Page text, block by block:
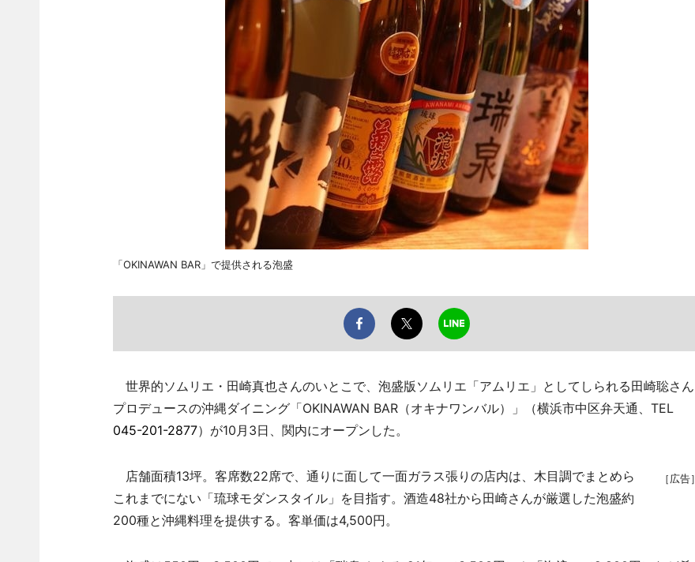
「OKINAWAN BAR」で提供される泡盛
世界的ソムリエ・田崎真也さんのいとこで、泡盛版ソムリエ「アムリエ」としてしられる田崎聡さん
プロデュースの沖縄ダイニング「OKINAWAN BAR（オキナワンバル）」（横浜市中区弁天通、TEL
045-201-2877）が10月3日、関内にオープンした。
［広告］
店舗面積13坪。客席数22席で、通りに面して一面ガラス張りの店内は、木目調でまとめら
これまでにない「琉球モダンスタイル」を目指す。酒造48社から田崎さんが厳選した泡盛約
200種と沖縄料理を提供する。客単価は4,500円。